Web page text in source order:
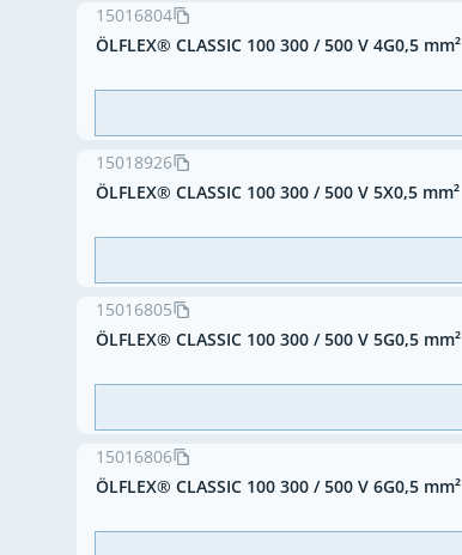
15016804
ÖLFLEX® CLASSIC 100 300 / 500 V 4G0,5 mm²
15018926
ÖLFLEX® CLASSIC 100 300 / 500 V 5X0,5 mm²
15016805
ÖLFLEX® CLASSIC 100 300 / 500 V 5G0,5 mm²
15016806
ÖLFLEX® CLASSIC 100 300 / 500 V 6G0,5 mm²